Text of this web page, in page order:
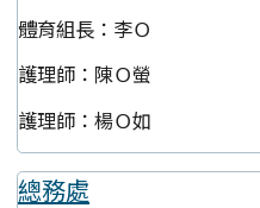
體育組長：李Ｏ
護理師：陳Ｏ螢
護理師：楊Ｏ如
總務處